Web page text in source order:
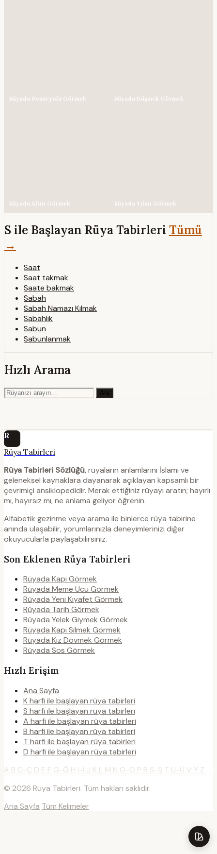
Rüyada Demiryolu Görmek Rüyada Düşmek Görmek
Rüyada Altın Görmek Rüyada Yılan Görmek
S ile Başlayan Rüya Tabirleri Tümü
→
Saat
Saat takmak
Saate bakmak
Sabah
Sabah Namazı Kılmak
Sabahlık
Sabun
Sabunlanmak
Hızlı Arama
Ara
R
Rüya Tabirleri
Rüya Tabirleri Sözlüğü, rüyaların anlamlarını İslami ve
geleneksel kaynaklara dayanarak açıklayan kapsamlı bir
çevrimiçi ansiklopedidir. Merak ettiğiniz rüyayı aratın; hayırlı
mı, hayırsız mı, ne anlama geliyor öğrenin.
Alfabetik gezinme veya arama ile binlerce rüya tabirine
anında ulaşabilir, yorumlarınızla deneyimlerinizi diğer
okuyucularla paylaşabilirsiniz.
Son Eklenen Rüya Tabirleri
Rüyada Kapı Görmek
Rüyada Meme Ucu Görmek
Rüyada Yeni Kıyafet Görmek
Rüyada Tarih Görmek
Rüyada Yelek Giymek Görmek
Rüyada Kapı Silmek Görmek
Rüyada Kız Dövmek Görmek
Rüyada Sos Görmek
Hızlı Erişim
Ana Sayfa
K harfi ile başlayan rüya tabirleri
S harfi ile başlayan rüya tabirleri
A harfi ile başlayan rüya tabirleri
B harfi ile başlayan rüya tabirleri
T harfi ile başlayan rüya tabirleri
D harfi ile başlayan rüya tabirleri
A B C-Ç D E F G-Ğ H I-İ J K L M N O-Ö P R S-Ş T U-Ü V Y Z
© 2026 Rüya Tabirleri. Tüm hakları saklıdır.
Ana Sayfa Tüm Kelimeler